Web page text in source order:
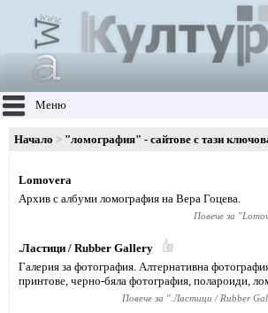
Меню
Начало "ломография" - сайтове с тази
Lomovera
Архив с албуми ломография на Вера Гоцева.
Повече за "
.Ластици / Rubber Gallery
Галерия за фотография. Алтернативна
принтове, черно-бяла фотография, полароиди,
Повече за " .Ластици / Rubber